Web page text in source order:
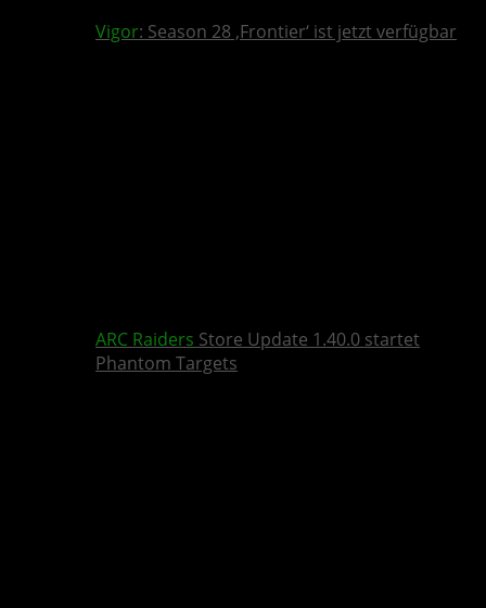
Vigor: Season 28 ‚Frontier‘ ist jetzt verfügbar
ARC Raiders Store Update 1.40.0 startet
Phantom Targets